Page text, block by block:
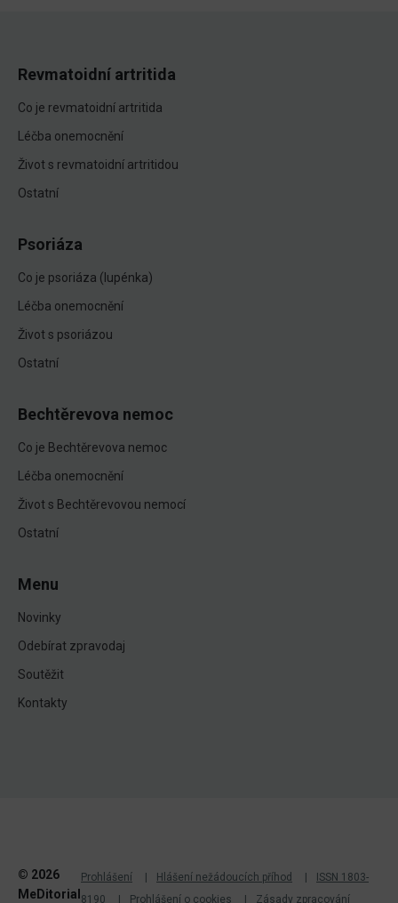
Revmatoidní artritida
Co je revmatoidní artritida
Léčba onemocnění
Život s revmatoidní artritidou
Ostatní
Psoriáza
Co je psoriáza (lupénka)
Léčba onemocnění
Život s psoriázou
Ostatní
Bechtěrevova nemoc
Co je Bechtěrevova nemoc
Léčba onemocnění
Život s Bechtěrevovou nemocí
Ostatní
Menu
Novinky
Odebírat zpravodaj
Soutěžit
Kontakty
© 2026
MeDitorial
Prohlášení Hlášení nežádoucích příhod
ISSN 1803-
8190
Prohlášení o cookies Zásady zpracování